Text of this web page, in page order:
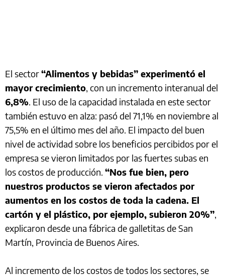
El sector“Alimentos y bebidas” experimentó el
mayor crecimiento, con un incremento interanual del
6,8%. El uso de la capacidad instalada en este sector
también estuvo en alza: pasó del 71,1% en noviembre al
75,5% en el último mes del año. El impacto del buen
nivel de actividad sobre los beneficios percibidos por el
empresa se vieron limitados por las fuertes subas en
los costos de producción. “Nos fue bien, pero
nuestros productos se vieron afectados por
aumentos en los costos de toda la cadena. El
cartón y el plástico, por ejemplo, subieron 20%”,
explicaron desde una fábrica de galletitas de San
Martín, Provincia de Buenos Aires.
Al incremento de los costos de todos los sectores, se